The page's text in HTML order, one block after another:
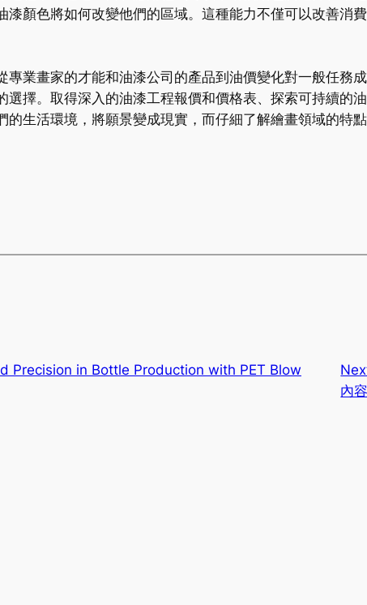
顏色將如何改變他們的區域。這種能力不僅可以改善消
業畫家的才能和油漆公司的產品到油價變化對一般任務
選擇。取得深入的油漆工程報價和價格表、探索可持續的
生活環境，將願景變成現實，而仔細了解繪畫領域的特
Precision in Bottle Production with PET Blow
內容